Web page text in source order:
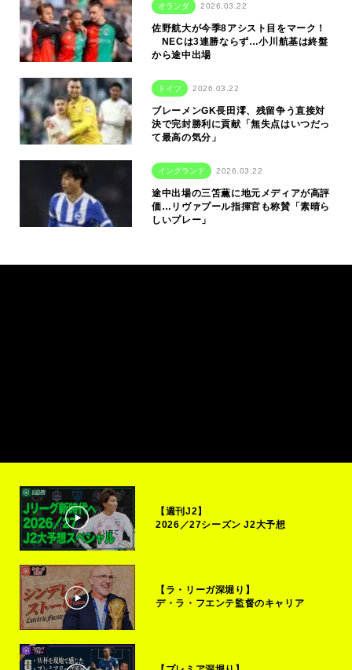
オランダ 2026.03.22
佐野航大が今季8アシスト目をマーク！
NECは3連勝ならず…小川航基は終盤
から途中出場
ドイツ 2026.03.22
ブレーメンGK長田澪、残留争う直接対
決で完封勝利に貢献「無失点はいつだっ
て最高の気分」
イングランド 2026.03.22
途中出場の三笘薫に地元メディアが高評
価…リヴァプール指揮官も称賛「素晴ら
しいプレー」
【週刊J2】
2026／27シーズン J2大予想
【ラ・リーガ深堀り】
デ・ラ・フエンテ監督のキャリア